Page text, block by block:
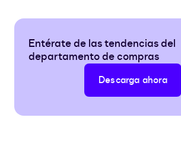
Entérate de las tendencias del
departamento de compras
Descarga ahora